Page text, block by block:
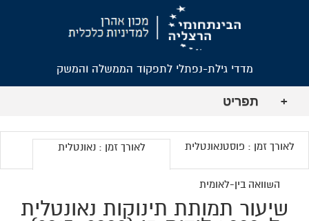
מדדי גילת-נפתלי לתפקוד הממשלה והמשק
+ תפריט
לאורך זמן : פוסטנאונטלית לאורך זמן : נאונטלית
השוואה בין-לאומית
שיעור תמותת תינוקות נאונטלית